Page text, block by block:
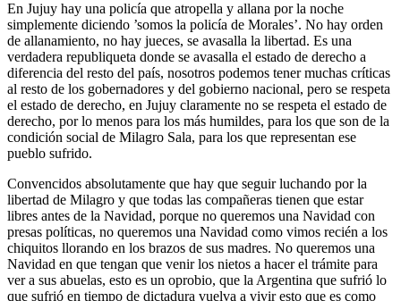
En Jujuy hay una policía que atropella y allana por la noche
simplemente diciendo ’somos la policía de Morales’. No hay orden
de allanamiento, no hay jueces, se avasalla la libertad. Es una
verdadera republiqueta donde se avasalla el estado de derecho a
diferencia del resto del país, nosotros podemos tener muchas críticas
al resto de los gobernadores y del gobierno nacional, pero se respeta
el estado de derecho, en Jujuy claramente no se respeta el estado de
derecho, por lo menos para los más humildes, para los que son de la
condición social de Milagro Sala, para los que representan ese
pueblo sufrido.
Convencidos absolutamente que hay que seguir luchando por la
libertad de Milagro y que todas las compañeras tienen que estar
libres antes de la Navidad, porque no queremos una Navidad con
presas políticas, no queremos una Navidad como vimos recién a los
chiquitos llorando en los brazos de sus madres. No queremos una
Navidad en que tengan que venir los nietos a hacer el trámite para
ver a sus abuelas, esto es un oprobio, que la Argentina que sufrió lo
que sufrió en tiempo de dictadura vuelva a vivir esto que es como